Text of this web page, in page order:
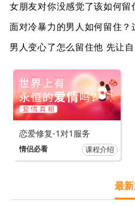
女朋友对你没感觉了该如何留
面对冷暴力的男人如何留住
男人变心了怎么留住他 先让
恋爱修复-1对1服务
情侣必看 课程介绍
最